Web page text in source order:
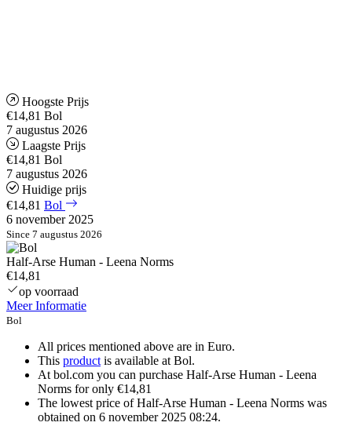
Hoogste Prijs
€14,81 Bol
7 augustus 2026
Laagste Prijs
€14,81 Bol
7 augustus 2026
Huidige prijs
€14,81 Bol
6 november 2025
Since 7 augustus 2026
Half-Arse Human - Leena Norms
€14,81
op voorraad
Meer Informatie
Bol
All prices mentioned above are in Euro.
This product is available at Bol.
At bol.com you can purchase Half-Arse Human - Leena
Norms for only €14,81
The lowest price of Half-Arse Human - Leena Norms was
obtained on 6 november 2025 08:24.